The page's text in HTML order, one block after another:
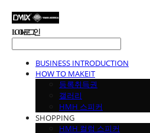
LOG IN로그인
BUSINESS INTRODUCTION
HOW TO MAKEIT
등록취득권
갤러리
HMH 스피커
SHOPPING
HMH 컬럼 스피커